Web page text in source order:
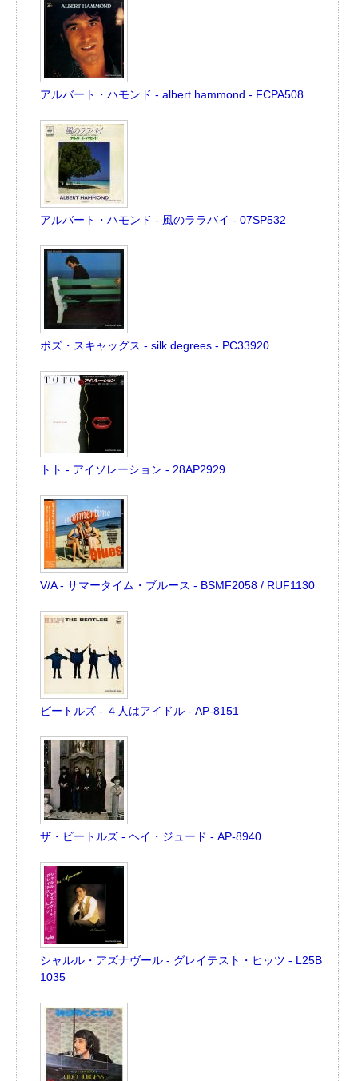
アルバート・ハモンド - albert hammond - FCPA508
アルバート・ハモンド - 風のララバイ - 07SP532
ボズ・スキャッグス - silk degrees - PC33920
トト - アイソレーション - 28AP2929
V/A - サマータイム・ブルース - BSMF2058 / RUF1130
ビートルズ - ４人はアイドル - AP-8151
ザ・ビートルズ - ヘイ・ジュード - AP-8940
シャルル・アズナヴール - グレイテスト・ヒッツ - L25B
1035